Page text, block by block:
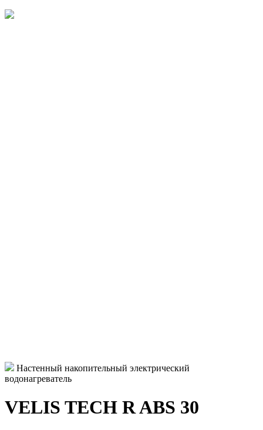
Настенный накопительный электрический
водонагреватель
VELIS TECH R ABS 30